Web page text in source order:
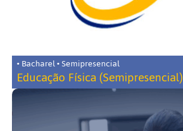
• Bacharel • Semipresencial
Educação Física (Semipresencial)